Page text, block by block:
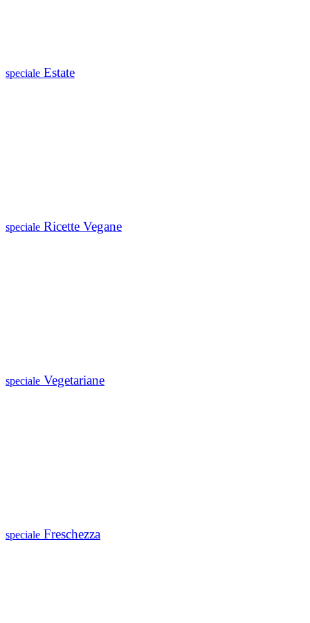
speciale Estate
speciale Ricette Vegane
speciale Vegetariane
speciale Freschezza